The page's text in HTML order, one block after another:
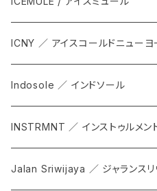
ICNY ／ アイスコールドニューヨ
Indosole ／ インドソール
INSTRMNT ／ インストゥルメン
Jalan Sriwijaya ／ ジャランスリ